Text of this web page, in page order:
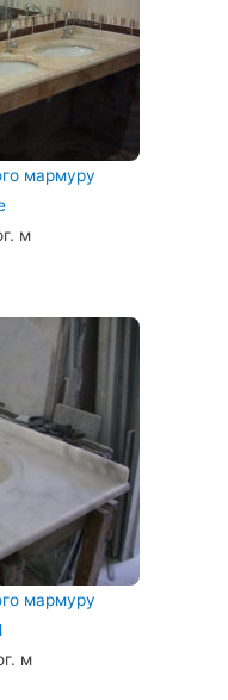
мармуру
м
мармуру
м